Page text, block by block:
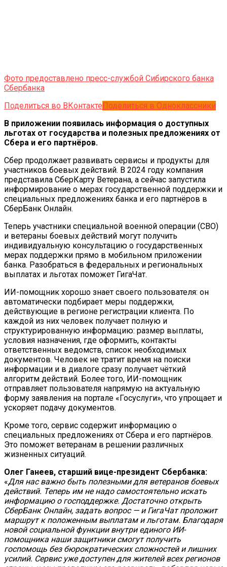
Фото предоставлено пресс-службой Сибирского банка
Сбербанка
Поделиться во ВКонтакте Поделиться в Одноклассники
В приложении появилась информация о доступных
льготах от государства и полезных предложениях от
Сбера и его партнёров.
Сбер продолжает развивать сервисы и продукты для
участников боевых действий. В 2024 году компания
представила СберКарту Ветерана, а сейчас запустила
информирование о мерах государственной поддержки и
специальных предложениях банка и его партнёров в
СберБанк Онлайн.
Теперь участники специальной военной операции (СВО)
и ветераны боевых действий могут получить
индивидуальную консультацию о государственных
мерах поддержки прямо в мобильном приложении
банка. Разобраться в федеральных и региональных
выплатах и льготах поможет ГигаЧат.
ИИ-помощник хорошо знает своего пользователя: он
автоматически подбирает меры поддержки,
действующие в регионе регистрации клиента. По
каждой из них человек получает полную и
структурированную информацию: размер выплаты,
условия назначения, где оформить, контакты
ответственных ведомств, список необходимых
документов. Человек не тратит время на поиски
информации и в диалоге сразу получает чёткий
алгоритм действий. Более того, ИИ-помощник
отправляет пользователя напрямую на актуальную
форму заявления на портале «Госуслуги», что упрощает и
ускоряет подачу документов.
Кроме того, сервис содержит информацию о
специальных предложениях от Сбера и его партнёров.
Это поможет ветеранам в решении различных
жизненных ситуаций.
Олег Ганеев, старший вице-президент Сбербанка:
«Для нас важно быть полезными для ветеранов боевых
действий. Теперь им не надо самостоятельно искать
информацию о господдержке. Достаточно открыть
СберБанк Онлайн, задать вопрос — и ГигаЧат проложит
маршрут к положенным выплатам и льготам. Благодаря
новой социальной функции внутри единого ИИ-
помощника наши защитники смогут получить
госпомощь без бюрократических сложностей и лишних
усилий. Сервис уже доступен для жителей всех регионов